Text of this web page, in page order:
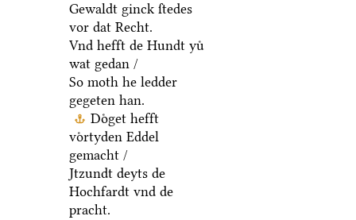
Gewaldt ginck ſtedes
vor dat Recht.
Vnd hefft de Hundt yuͤ
wat gedan /
So moth he ledder
gegeten han.
Doͤget hefft
voͤrtyden Eddel
gemacht /
Jtzundt deyts de
Hochfardt vnd de
pracht.